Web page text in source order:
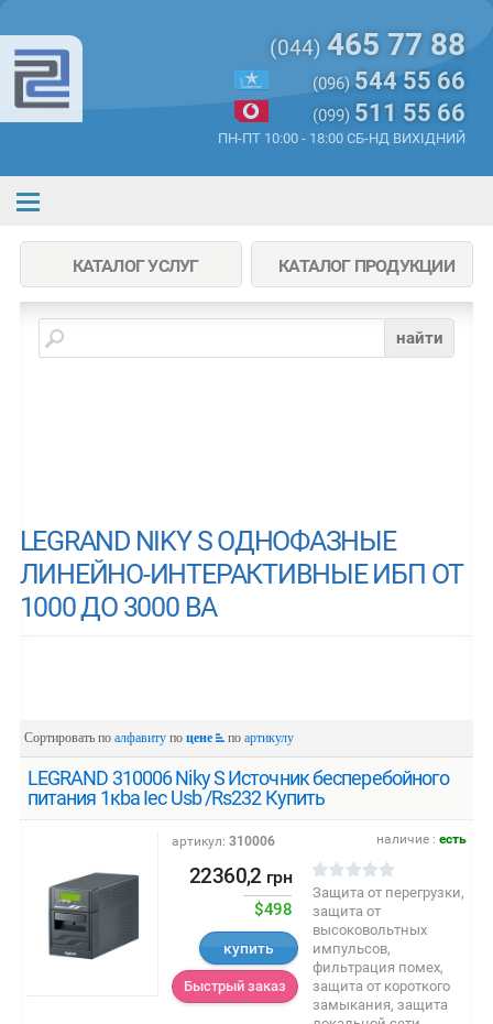
(044) 465 77 88
(096) 544 55 66
(099) 511 55 66
ПН-ПТ 10:00 - 18:00 СБ-НД ВИХІДНИЙ
КАТАЛОГ УСЛУГ КАТАЛОГ ПРОДУКЦИИ
найти
LEGRAND NIKY S ОДНОФАЗНЫЕ
ЛИНЕЙНО-ИНТЕРАКТИВНЫЕ ИБП ОТ
1000 ДО 3000 ВА
Сортировать поалфавиту поцене поартикулу
LEGRAND 310006 Niky S Источник бесперебойного
питания 1кba Iec Usb /Rs232 Купить
наличие :есть
артикул: 310006
22360,2 грн
$498
купить
Быстрый заказ
Защита от перегрузки,
защита от
высоковольтных
импульсов,
фильтрация помех,
защита от короткого
замыкания, защита